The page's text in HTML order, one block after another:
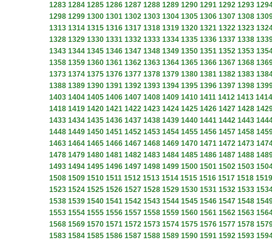
1283 1284 1285 1286 1287 1288 1289 1290 1291 1292 1293
1298 1299 1300 1301 1302 1303 1304 1305 1306 1307 1308
1313 1314 1315 1316 1317 1318 1319 1320 1321 1322 1323
1328 1329 1330 1331 1332 1333 1334 1335 1336 1337 1338
1343 1344 1345 1346 1347 1348 1349 1350 1351 1352 1353
1358 1359 1360 1361 1362 1363 1364 1365 1366 1367 1368
1373 1374 1375 1376 1377 1378 1379 1380 1381 1382 1383
1388 1389 1390 1391 1392 1393 1394 1395 1396 1397 1398
1403 1404 1405 1406 1407 1408 1409 1410 1411 1412 1413 1414
1418 1419 1420 1421 1422 1423 1424 1425 1426 1427 1428
1433 1434 1435 1436 1437 1438 1439 1440 1441 1442 1443
1448 1449 1450 1451 1452 1453 1454 1455 1456 1457 1458
1463 1464 1465 1466 1467 1468 1469 1470 1471 1472 1473
1478 1479 1480 1481 1482 1483 1484 1485 1486 1487 1488
1493 1494 1495 1496 1497 1498 1499 1500 1501 1502 1503
1508 1509 1510 1511 1512 1513 1514 1515 1516 1517 1518 1519
1523 1524 1525 1526 1527 1528 1529 1530 1531 1532 1533
1538 1539 1540 1541 1542 1543 1544 1545 1546 1547 1548
1553 1554 1555 1556 1557 1558 1559 1560 1561 1562 1563
1568 1569 1570 1571 1572 1573 1574 1575 1576 1577 1578
1583 1584 1585 1586 1587 1588 1589 1590 1591 1592 1593